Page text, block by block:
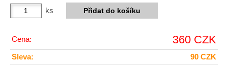
ks
Cena: 360 CZK
Sleva:
90 CZK